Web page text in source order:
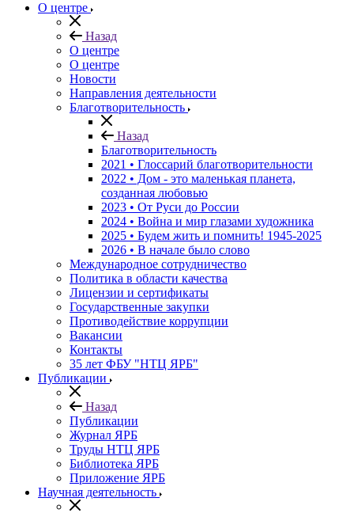
О центре
Назад
О центре
О центре
Новости
Направления деятельности
Благотворительность
Назад
Благотворительность
2021 • Глоссарий благотворительности
2022 • Дом - это маленькая планета,
созданная любовью
2023 • От Руси до России
2024 • Война и мир глазами художника
2025 • Будем жить и помнить! 1945-2025
2026 • В начале было слово
Международное сотрудничество
Политика в области качества
Лицензии и сертификаты
Государственные закупки
Противодействие коррупции
Вакансии
Контакты
35 лет ФБУ "НТЦ ЯРБ"
Публикации
Назад
Публикации
Журнал ЯРБ
Труды НТЦ ЯРБ
Библиотека ЯРБ
Приложение ЯРБ
Научная деятельность